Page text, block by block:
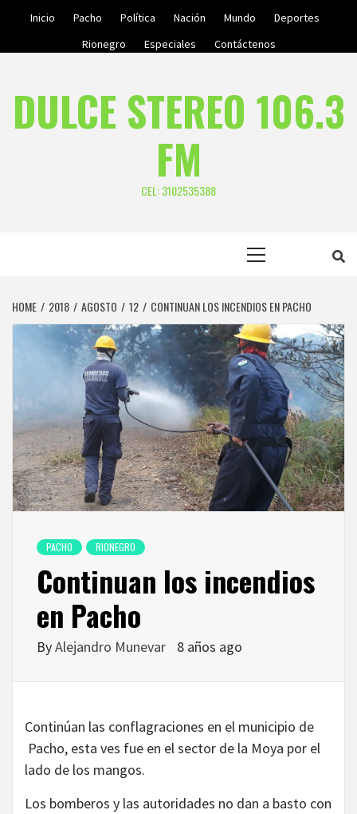
Inicio Pacho Política Nación Mundo
Deportes
Rionegro
Especiales Contáctenos
DULCE STEREO 106.3
FM
CEL: 3102535388
HOME 2018 AGOSTO 12 CONTINUAN LOS INCENDIOS EN PACHO
PACHO RIONEGRO
Continuan los incendios
en Pacho
ByAlejandro Munevar 8 años ago
Continúan las conflagraciones en el municipio de
Pacho, esta ves fue en el sector de la Moya por el
lado de los mangos.
Los bomberos y las autoridades no dan a basto con